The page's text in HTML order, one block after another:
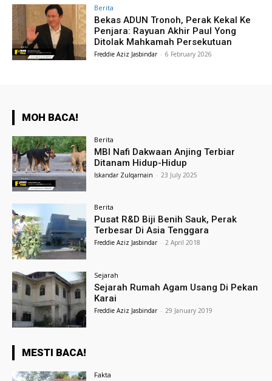
Berita
Bekas ADUN Tronoh, Perak Kekal Ke
Penjara: Rayuan Akhir Paul Yong
Ditolak Mahkamah Persekutuan
Freddie Aziz Jasbindar - 6 February 2026
MOH BACA!
Berita
MBI Nafi Dakwaan Anjing Terbiar
Ditanam Hidup-Hidup
Iskandar Zulqarnain - 23 July 2025
Berita
Pusat R&D Biji Benih Sauk, Perak
Terbesar Di Asia Tenggara
Freddie Aziz Jasbindar - 2 April 2018
Sejarah
Sejarah Rumah Agam Usang Di Pekan
Karai
Freddie Aziz Jasbindar - 29 January 2019
MESTI BACA!
Fakta